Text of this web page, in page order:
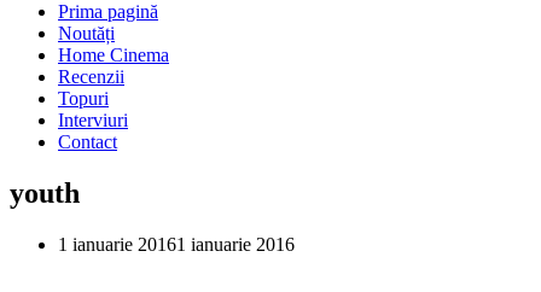
Prima pagină
Noutăți
Home Cinema
Recenzii
Topuri
Interviuri
Contact
youth
1 ianuarie 20161 ianuarie 2016